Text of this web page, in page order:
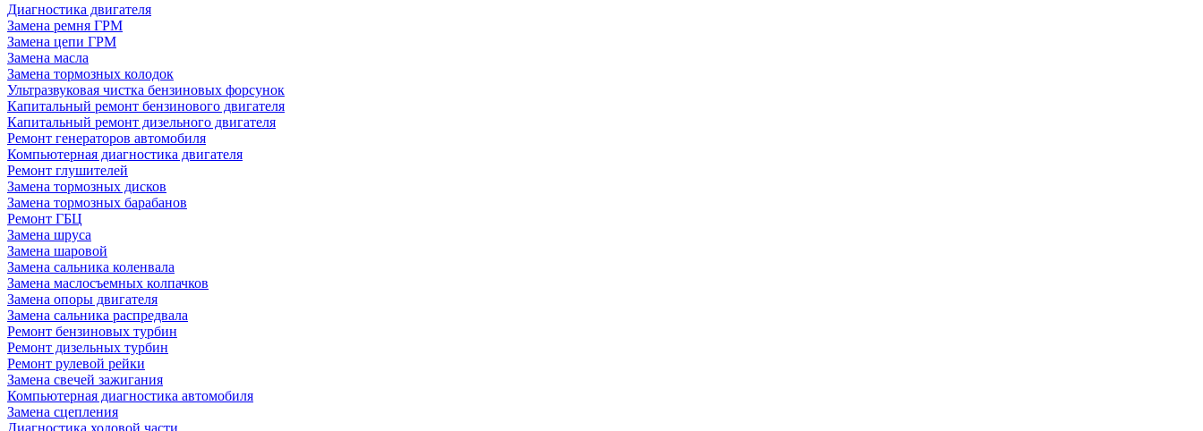
Диагностика двигателя
Замена ремня ГРМ
Замена цепи ГРМ
Замена масла
Замена тормозных колодок
Ультразвуковая чистка бензиновых форсунок
Капитальный ремонт бензинового двигателя
Капитальный ремонт дизельного двигателя
Ремонт генераторов автомобиля
Компьютерная диагностика двигателя
Ремонт глушителей
Замена тормозных дисков
Замена тормозных барабанов
Ремонт ГБЦ
Замена шруса
Замена шаровой
Замена сальника коленвала
Замена маслосъемных колпачков
Замена опоры двигателя
Замена сальника распредвала
Ремонт бензиновых турбин
Ремонт дизельных турбин
Ремонт рулевой рейки
Замена свечей зажигания
Компьютерная диагностика автомобиля
Замена сцепления
Диагностика ходовой части